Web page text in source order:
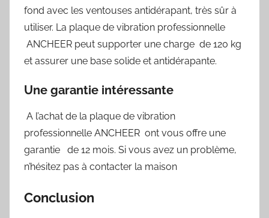
fond avec les ventouses antidérapant, très sûr à
utiliser. La plaque de vibration professionnelle
ANCHEER peut supporter une charge de 120 kg
et assurer une base solide et antidérapante.
Une garantie intéressante
A l’achat de la plaque de vibration
professionnelle ANCHEER ont vous offre une
garantie de 12 mois. Si vous avez un problème,
n’hésitez pas à contacter la maison
Conclusion